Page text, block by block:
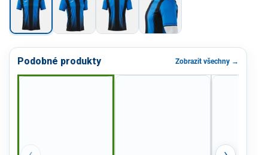
Podobné produkty Zobrazit všechny →